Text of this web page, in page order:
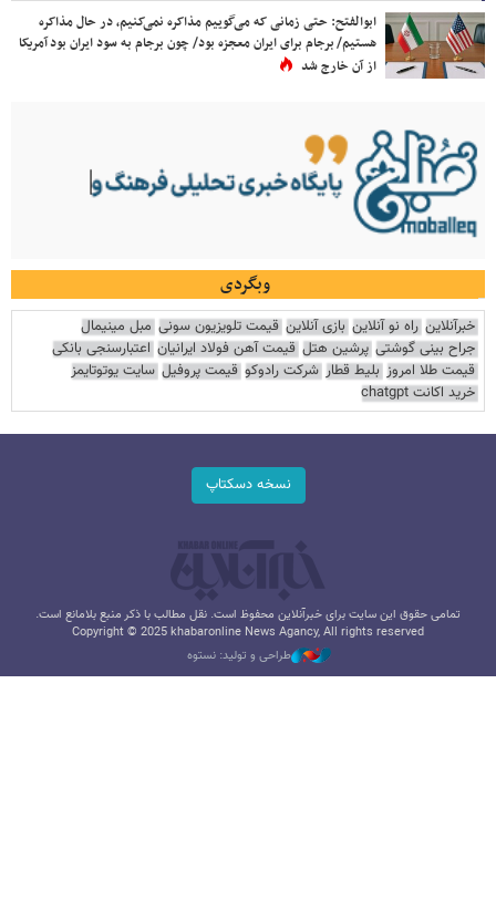
ابوالفتح: حتی زمانی که می‌گوییم مذاکره نمی‌کنیم، در حال مذاکره
هستیم/ برجام برای ایران معجزه بود/ چون برجام به سود ایران بود آمریکا
از آن خارج شد
وبگردی
خبرآنلاین راه نو آنلاین بازی آنلاین قیمت تلویزیون سونی مبل مینیمال
جراح بینی گوشتی پرشین هتل قیمت آهن فولاد ایرانیان اعتبارسنجی بانکی
قیمت طلا امروز بلیط قطار شرکت رادوکو قیمت پروفیل سایت یوتوتایمز
خرید اکانت chatgpt
نسخه دسکتاپ
تمامی حقوق این سایت برای خبرآنلاین محفوظ است. نقل مطالب با ذکر منبع بلامانع است.
Copyright © 2025 khabaronline News Agancy, All rights reserved
طراحی و تولید: نستوه